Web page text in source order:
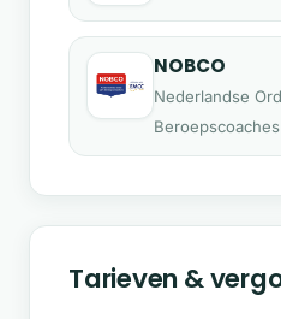
Geen lange sessies
een concreet plan
is afgestemd op jouw
Met een breed palet
je zo snel mogelijk
komen.
intakegesprek en
NOBCO
Nederlandse
Beroepscoaches
Tarieven &